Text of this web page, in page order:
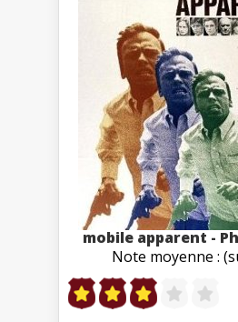
mobile apparent -
Note moyenne :